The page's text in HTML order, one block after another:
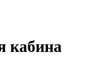
кабина